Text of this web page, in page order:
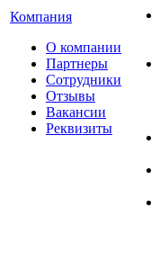
Компания
О компании
Партнеры
Сотрудники
Отзывы
Вакансии
Реквизиты